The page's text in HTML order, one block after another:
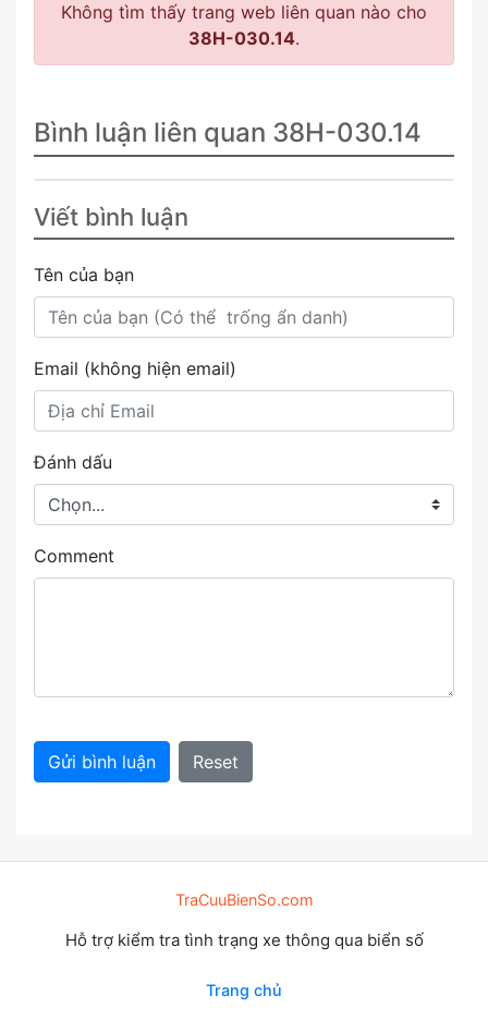
Không tìm thấy trang web liên quan nào cho
38H-030.14.
Bình luận liên quan 38H-030.14
Viết bình luận
Tên của bạn
Email (không hiện email)
Đánh dấu
Comment
Gửi bình luận Reset
TraCuuBienSo.com
Hỗ trợ kiểm tra tình trạng xe thông qua biển số
Trang chủ